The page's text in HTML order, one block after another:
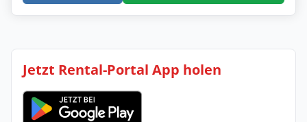
Jetzt Rental-Portal App holen